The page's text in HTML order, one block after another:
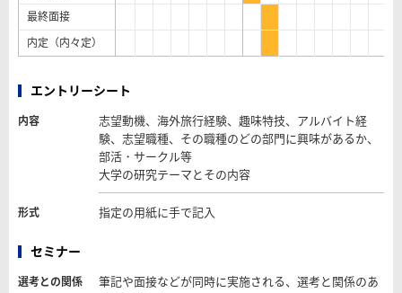
最終面接
内定（内々定）
エントリーシート
内容
志望動機、海外旅行経験、趣味特技、アルバイト経
験、志望職種、その職種のどの部門に興味があるか、
部活・サークル等
大学の研究テーマとその内容
形式 指定の用紙に手で記入
セミナー
選考との関係
筆記や面接などが同時に実施される、選考と関係のあ